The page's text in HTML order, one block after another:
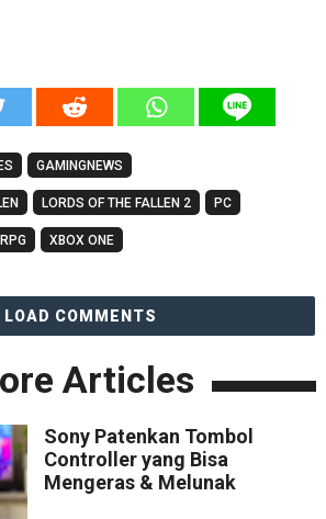
GAMINGNEWS
LORDS OF THE FALLEN 2 PC
RPG XBOX ONE
LOAD COMMENTS
Articles
Sony Patenkan Tombol
Controller yang Bisa
Mengeras & Melunak